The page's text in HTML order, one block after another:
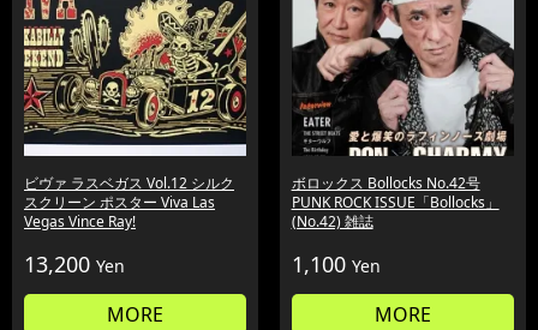
ビヴァ ラスベガス Vol.12 シルク
スクリーン ポスター Viva Las
Vegas Vince Ray!
13,200 Yen
MORE
ボロックス Bollocks No.42号
PUNK ROCK ISSUE「Bollocks」
(No.42) 雑誌
1,100 Yen
MORE